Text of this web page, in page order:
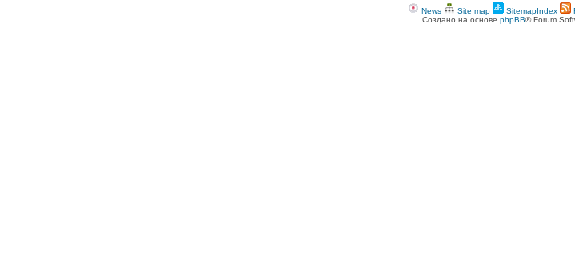
News Site map SitemapIndex
Создано на основе phpBB® Forum